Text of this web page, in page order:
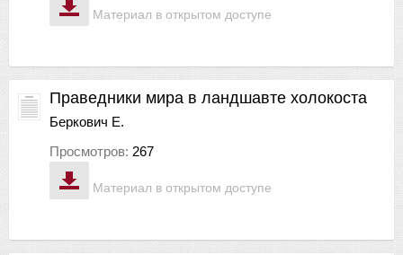
Материал в открытом доступе
Материал в открытом доступе
Праведники мира в ландшавте холокоста
Беркович Е.
Просмотров: 267